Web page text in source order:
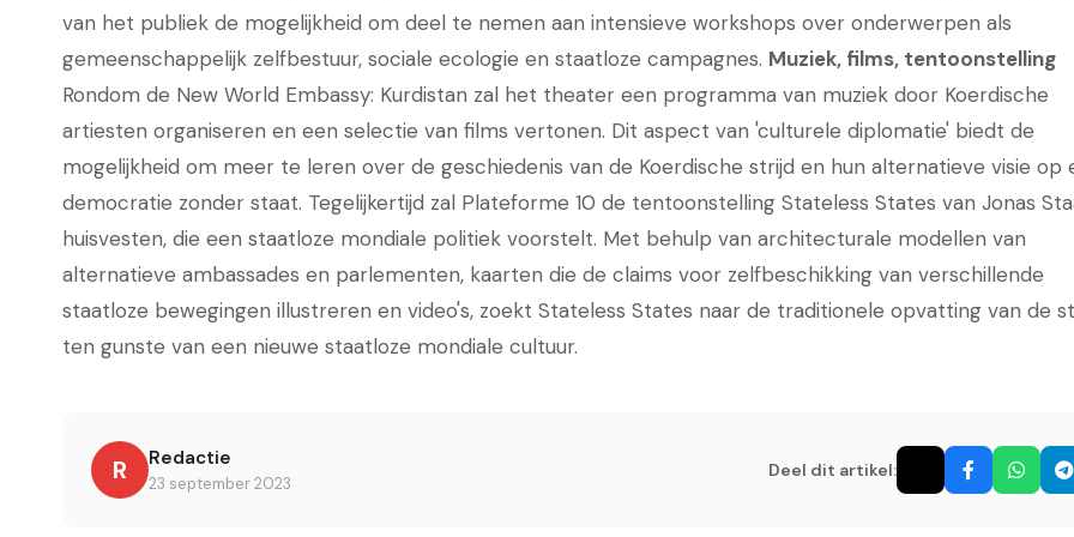
van het publiek de mogelijkheid om deel te nemen aan intensieve workshops over onderwerpen als
gemeenschappelijk zelfbestuur, sociale ecologie en staatloze campagnes. Muziek, films, tentoonstelling
Rondom de New World Embassy: Kurdistan zal het theater een programma van muziek door Koerdische
artiesten organiseren en een selectie van films vertonen. Dit aspect van 'culturele diplomatie' biedt de
mogelijkheid om meer te leren over de geschiedenis van de Koerdische strijd en hun alternatieve visie op
democratie zonder staat. Tegelijkertijd zal Plateforme 10 de tentoonstelling Stateless States van Jonas
huisvesten, die een staatloze mondiale politiek voorstelt. Met behulp van architecturale modellen van
alternatieve ambassades en parlementen, kaarten die de claims voor zelfbeschikking van verschillende
staatloze bewegingen illustreren en video's, zoekt Stateless States naar de traditionele opvatting van de
ten gunste van een nieuwe staatloze mondiale cultuur.
R Redactie
23 september 2023
Deel dit artikel: